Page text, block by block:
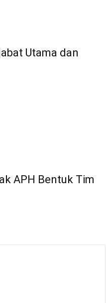
Utama dan
APH Bentuk Tim